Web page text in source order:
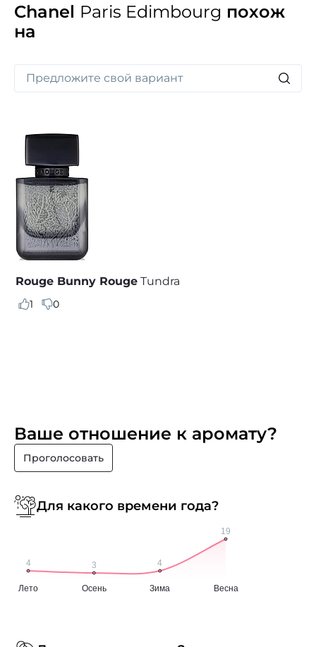
Chanel Paris Edimbourg похож
на
Rouge Bunny Rouge Tundra
1 0
Ваше отношение к аромату?
Проголосовать
Для какого времени года?